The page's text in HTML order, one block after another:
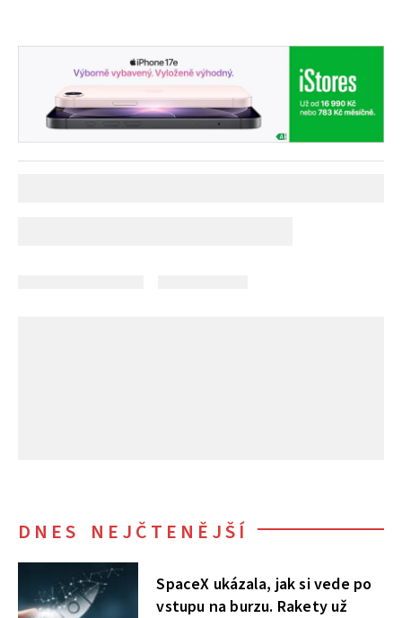
DNES NEJČTENĚJŠÍ
SpaceX ukázala, jak si vede po
vstupu na burzu. Rakety už